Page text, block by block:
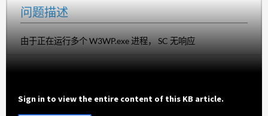
问题描述
由于正在运行多个 W3WP.exe 进程， SC 无响应
Sign in to view the entire content of this KB article.